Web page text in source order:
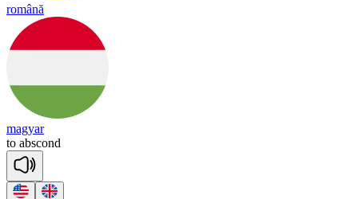
română
magyar
to abscond